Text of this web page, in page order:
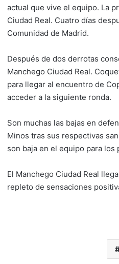
actual que vive el equipo. La
Ciudad Real. Cuatro días
Comunidad de Madrid.
Después de dos derrotas
Manchego Ciudad Real.
para llegar al encuentro de
acceder a la siguiente ronda.
Son muchas las bajas en
Minos tras sus respectivas
son baja en el equipo para
El Manchego Ciudad Real
repleto de sensaciones